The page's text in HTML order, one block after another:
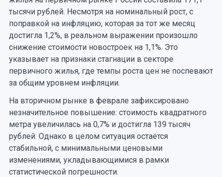
тысячи рублей. Несмотря на номинальный рост, с
поправкой на инфляцию, которая за тот же месяц
достигла 1,2%, в реальном выражении произошло
снижение стоимости новостроек на 1,1%. Это
указывает на признаки стагнации в секторе
первичного жилья, где темпы роста цен не поспевают
за общим уровнем инфляции.
На вторичном рынке в феврале зафиксировано
незначительное повышение: стоимость квадратного
метра увеличилась на 0,7% и достигла 139 тысяч
рублей. Однако в целом ситуация остаётся
стабильной, с минимальными ценовыми
изменениями, укладывающимися в рамки
статистической погрешности.